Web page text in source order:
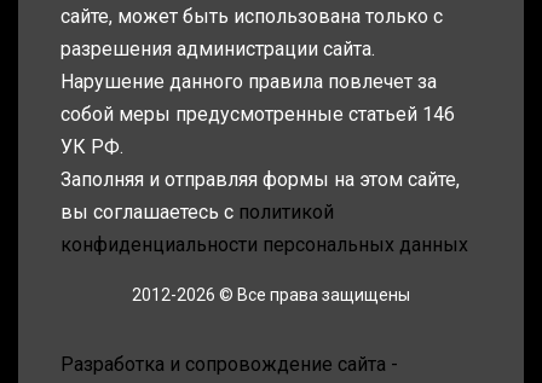
сайте, может быть использована только с
разрешения администрации сайта.
Нарушение данного правила повлечет за
собой меры предусмотренные статьей 146
УК РФ.
Заполняя и отправляя формы на этом сайте,
вы соглашаетесь с политикой
конфиденциальности персональных данных
2012-2026 © Все права защищены
Разработка и сопровождение сайта -